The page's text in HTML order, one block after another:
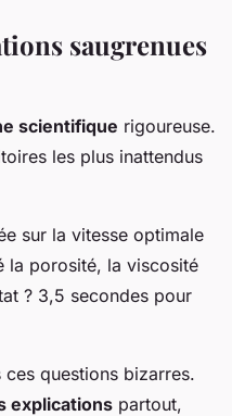
saugrenues
scientifique rigoureuse.
les plus inattendus
sur la vitesse optimale
la porosité, la viscosité
? 3,5 secondes pour
questions bizarres.
explications partout,